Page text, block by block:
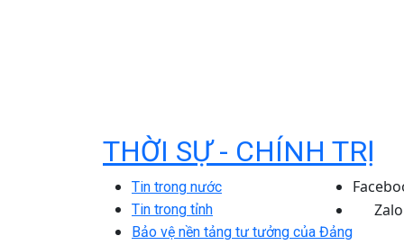
THỜI SỰ - CHÍNH TRỊ
Tin trong nước
Tin trong tỉnh
Bảo vệ nền tảng tư tưởng của Đảng
Zalo